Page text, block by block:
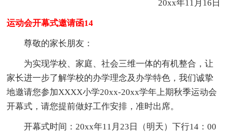
20xx年11月16日
运动会开幕式邀请函14
尊敬的家长朋友：
为实现学校、家庭、社会三维一体的有机整合，让
家长进一步了解学校的办学理念及办学特色，我们诚挚
地邀请您参加XXXX小学20xx-20xx学年上期秋季运动会
开幕式，请您提前做好工作安排，准时出席。
开幕式时间：20xx年11月23日（明天）下行14：00